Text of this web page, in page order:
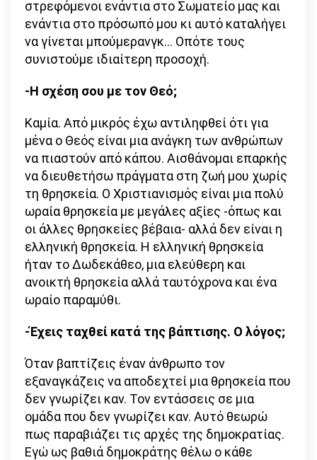
στρεφόμενοι ενάντια στο Σωματείο μας και
ενάντια στο πρόσωπό μου κι αυτό καταλήγει
να γίνεται μπούμερανγκ… Οπότε τους
συνιστούμε ιδιαίτερη προσοχή.
-Η σχέση σου με τον Θεό;
Καμία. Από μικρός έχω αντιληφθεί ότι για
μένα ο Θεός είναι μια ανάγκη των ανθρώπων
να πιαστούν από κάπου. Αισθάνομαι επαρκής
να διευθετήσω πράγματα στη ζωή μου χωρίς
τη θρησκεία. Ο Χριστιανισμός είναι μια πολύ
ωραία θρησκεία με μεγάλες αξίες -όπως και
οι άλλες θρησκείες βέβαια- αλλά δεν είναι η
ελληνική θρησκεία. Η ελληνική θρησκεία
ήταν το Δωδεκάθεο, μια ελεύθερη και
ανοικτή θρησκεία αλλά ταυτόχρονα και ένα
ωραίο παραμύθι.
-Έχεις ταχθεί κατά της βάπτισης. Ο λόγος;
Όταν βαπτίζεις έναν άνθρωπο τον
εξαναγκάζεις να αποδεχτεί μια θρησκεία που
δεν γνωρίζει καν. Τον εντάσσεις σε μια
ομάδα που δεν γνωρίζει καν. Αυτό θεωρώ
πως παραβιάζει τις αρχές της δημοκρατίας.
Εγώ ως βαθιά δημοκράτης θέλω ο κάθε